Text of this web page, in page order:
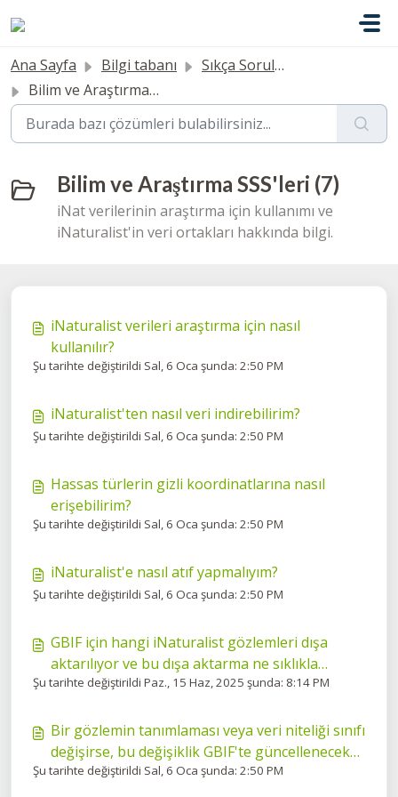
Ana Sayfa Bilgi tabanı
Sıkça Sorulan Sorular
Bilim ve Araştırma SSS'leri
Bilim ve Araştırma SSS'leri (7)
iNat verilerinin araştırma için kullanımı ve
iNaturalist'in veri ortakları hakkında bilgi.
iNaturalist verileri araştırma için nasıl
kullanılır?
Şu tarihte değiştirildi Sal, 6 Oca şunda: 2:50 PM
iNaturalist'ten nasıl veri indirebilirim?
Şu tarihte değiştirildi Sal, 6 Oca şunda: 2:50 PM
Hassas türlerin gizli koordinatlarına nasıl
erişebilirim?
Şu tarihte değiştirildi Sal, 6 Oca şunda: 2:50 PM
iNaturalist'e nasıl atıf yapmalıyım?
Şu tarihte değiştirildi Sal, 6 Oca şunda: 2:50 PM
GBIF için hangi iNaturalist gözlemleri dışa
aktarılıyor ve bu dışa aktarma ne sıklıkla
gerçekleşiyor?
Şu tarihte değiştirildi Paz., 15 Haz, 2025 şunda: 8:14 PM
Bir gözlemin tanımlaması veya veri niteliği sınıfı
değişirse, bu değişiklik GBIF'te güncellenecek
mi?
Şu tarihte değiştirildi Sal, 6 Oca şunda: 2:50 PM